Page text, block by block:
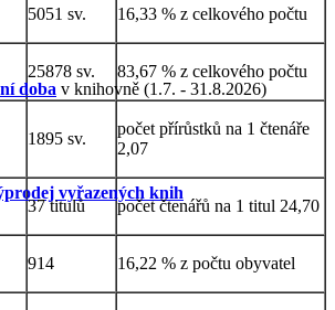
doba v knihovně (1.7. - 31.8.2026)
vyřazených knih
5051 sv. 16,33 % z celkového počtu
25878 sv. 83,67 % z celkového počtu
1895 sv.
počet přírůstků na 1 čtenáře
2,07
37 titulů počet čtenářů na 1 titul 24,70
914 16,22 % z počtu obyvatel